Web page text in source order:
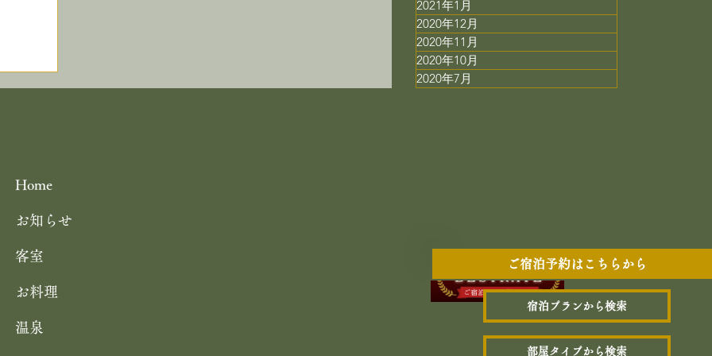
2021年1月
2020年12月
2020年11月
2020年10月
2020年7月
Home
お知らせ
客室
お料理
温泉
ご宿泊予約はこちらから
宿泊プランから検索
部屋タイプから検索